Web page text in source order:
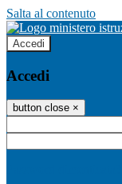
Salta al contenuto
Accedi
Accedi
button close ×